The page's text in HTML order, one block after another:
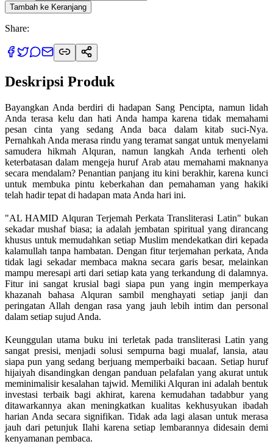
Tambah ke Keranjang
Share:
Deskripsi Produk
Bayangkan Anda berdiri di hadapan Sang Pencipta, namun lidah
Anda terasa kelu dan hati Anda hampa karena tidak memahami
pesan cinta yang sedang Anda baca dalam kitab suci-Nya.
Pernahkah Anda merasa rindu yang teramat sangat untuk menyelami
samudera hikmah Alquran, namun langkah Anda terhenti oleh
keterbatasan dalam mengeja huruf Arab atau memahami maknanya
secara mendalam? Penantian panjang itu kini berakhir, karena kunci
untuk membuka pintu keberkahan dan pemahaman yang hakiki
telah hadir tepat di hadapan mata Anda hari ini.
"AL HAMID Alquran Terjemah Perkata Transliterasi Latin" bukan
sekadar mushaf biasa; ia adalah jembatan spiritual yang dirancang
khusus untuk memudahkan setiap Muslim mendekatkan diri kepada
kalamullah tanpa hambatan. Dengan fitur terjemahan perkata, Anda
tidak lagi sekadar membaca makna secara garis besar, melainkan
mampu meresapi arti dari setiap kata yang terkandung di dalamnya.
Fitur ini sangat krusial bagi siapa pun yang ingin memperkaya
khazanah bahasa Alquran sambil menghayati setiap janji dan
peringatan Allah dengan rasa yang jauh lebih intim dan personal
dalam setiap sujud Anda.
Keunggulan utama buku ini terletak pada transliterasi Latin yang
sangat presisi, menjadi solusi sempurna bagi mualaf, lansia, atau
siapa pun yang sedang berjuang memperbaiki bacaan. Setiap huruf
hijaiyah disandingkan dengan panduan pelafalan yang akurat untuk
meminimalisir kesalahan tajwid. Memiliki Alquran ini adalah bentuk
investasi terbaik bagi akhirat, karena kemudahan tadabbur yang
ditawarkannya akan meningkatkan kualitas kekhusyukan ibadah
harian Anda secara signifikan. Tidak ada lagi alasan untuk merasa
jauh dari petunjuk Ilahi karena setiap lembarannya didesain demi
kenyamanan pembaca.